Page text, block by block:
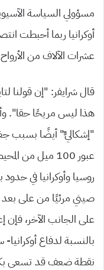
مسؤولي السياسة
أوكرانيا ربما أحبطت
عشرات الآلاف من
قال شرايفر: “إن قولنا
هذا ليس مريحًا حقا”.
“إشكاليٌّ” أيضًا بسبب
عبور 100 ميل
صيني مرئيًا من على بعد
على الجانب الآخر،
بالنسبة لدفاع
نقطة ضعف قد تسعى